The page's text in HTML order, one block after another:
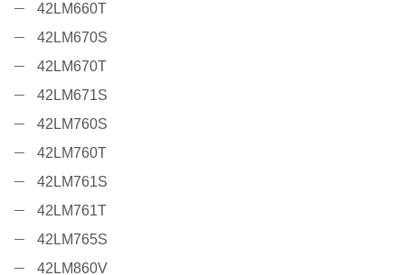
42LM660T
42LM670S
42LM670T
42LM671S
42LM760S
42LM760T
42LM761S
42LM761T
42LM765S
42LM860V